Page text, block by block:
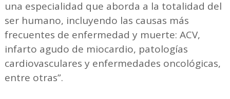
una especialidad que aborda a la totalidad del
ser humano, incluyendo las causas más
frecuentes de enfermedad y muerte: ACV,
infarto agudo de miocardio, patologías
cardiovasculares y enfermedades oncológicas,
entre otras”.